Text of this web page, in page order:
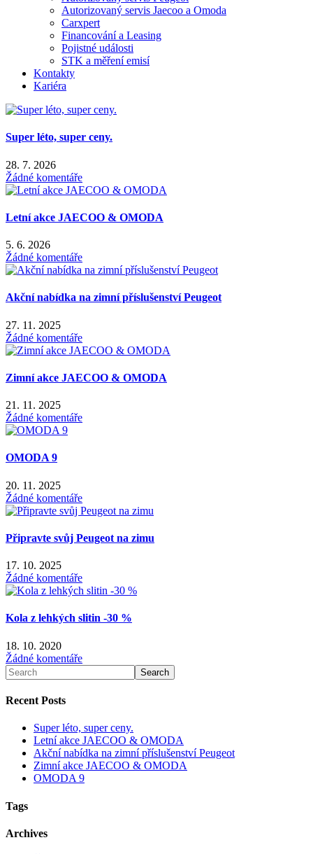
Autorizovaný servis Jaecoo a Omoda
Carxpert
Financování a Leasing
Pojistné události
STK a měření emisí
Kontakty
Kariéra
Super léto, super ceny.
28. 7. 2026
Žádné komentáře
Letní akce JAECOO & OMODA
5. 6. 2026
Žádné komentáře
Akční nabídka na zimní příslušenství Peugeot
27. 11. 2025
Žádné komentáře
Zimní akce JAECOO & OMODA
21. 11. 2025
Žádné komentáře
OMODA 9
20. 11. 2025
Žádné komentáře
Připravte svůj Peugeot na zimu
17. 10. 2025
Žádné komentáře
Kola z lehkých slitin -30 %
18. 10. 2020
Žádné komentáře
Hledat
Search
Recent Posts
Super léto, super ceny.
Letní akce JAECOO & OMODA
Akční nabídka na zimní příslušenství Peugeot
Zimní akce JAECOO & OMODA
OMODA 9
Tags
Archives